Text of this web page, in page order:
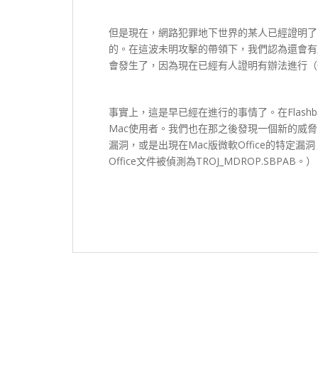
但是現在，網路犯罪地下世界的某人已經證明
的。在這波未明攻擊的帶領下，我們認為還會
會發生了，因為現在已經有人證明有辦法進行
事實上，這是早已經在進行的事情了。在
Mac使用者。我們也在那之後發現一個新的威
漏洞，或是出現在Mac版微軟Office的特定漏
Office文件被偵測為TROJ_MDROP.SBPAB。）